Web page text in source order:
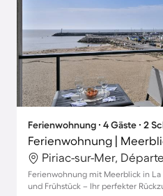
Ferienwohnung ∙ 4 Gäste ∙ 2
Ferienwohnung |
Ferienwohnung mit Meerblick in
und Frühstück – Ihr perfekter